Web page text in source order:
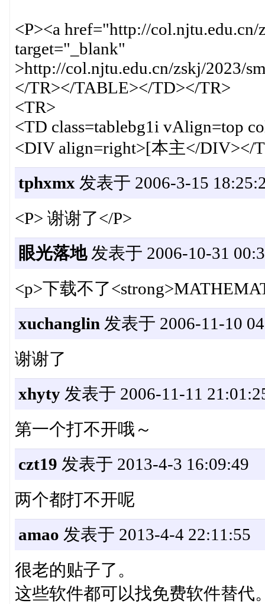
<P><a href="http://
target="_blank"
>http://col.njtu.edu.cn/zskj/2023/
</TR></TABLE></TD></TR>
<TR>
<TD class=tablebg1i vAlign=top
<DIV align=right>[本主</DIV></
tphxmx 发表于 2006-3-15
<P> 谢谢了</P>
眼光落地发表于 2006-10-31
<p>下载不了
xuchanglin 发表于 2006-11-10
谢谢了
xhyty发表于 2006-11-11
第一个打不开哦～
czt19 发表于 2013-4-3 16:09:49
两个都打不开呢
amao 发表于 2013-4-4 22:11:55
很老的贴子了。
这些软件都可以找免费软件替代